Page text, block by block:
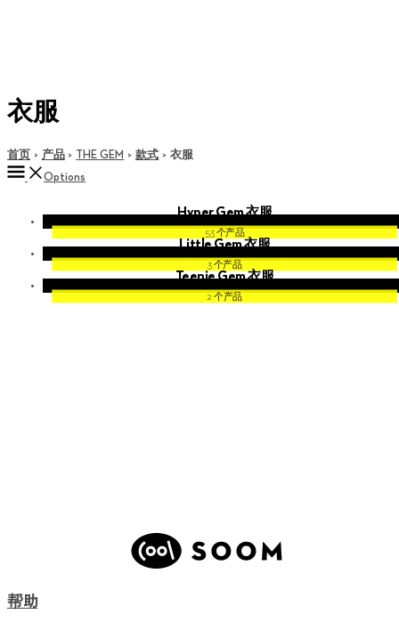
衣服
首页 产品 THE GEM 款式
衣服
Options
Hyper Gem 衣服
53 个产品
Little Gem 衣服
3 个产品
Teenie Gem 衣服
2 个产品
帮助